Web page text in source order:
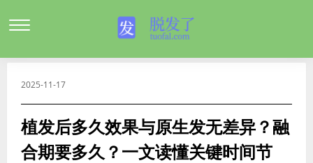
2025-11-17
植发后多久效果与原生发无差异？融
合期要多久？一文读懂关键时间节